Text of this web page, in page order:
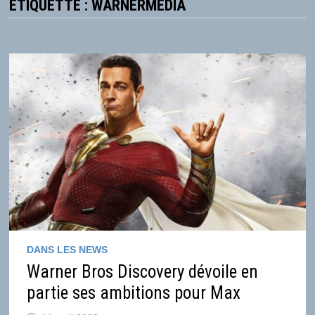
ÉTIQUETTE : WARNERMEDIA
DANS LES NEWS
Warner Bros Discovery dévoile en
partie ses ambitions pour Max